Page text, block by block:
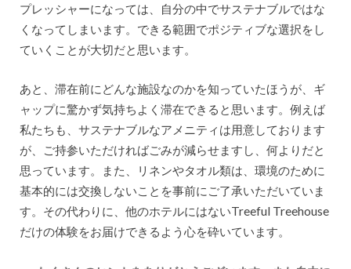
プレッシャーになっては、自分の中でサステナブルではな
くなってしまいます。できる範囲でポジティブな選択をし
ていくことが大切だと思います。
あと、滞在前にどんな施設なのかを知っていたほうが、ギ
ャップに驚かず気持ちよく滞在できると思います。例えば
私たちも、サステナブルなアメニティは用意しております
が、ご持参いただければごみが減らせますし、何よりだと
思っています。また、リネンやタオル類は、環境のために
基本的には交換しないことを事前にご了承いただいていま
す。その代わりに、他のホテルにはないTreeful Treehouse
だけの体験をお届けできるよう心を砕いています。